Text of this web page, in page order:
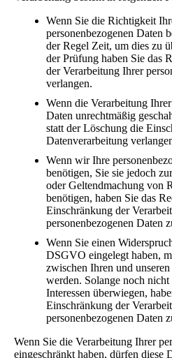
Wenn Sie die Richtigkeit
personenbezogenen Daten
der Regel Zeit, um dies zu
der Prüfung haben Sie das
der Verarbeitung Ihrer
verlangen.
Wenn die Verarbeitung
Daten unrechtmäßig
statt der Löschung die
Datenverarbeitung
Wenn wir Ihre
benötigen, Sie sie jedoch
oder Geltendmachung von
benötigen, haben Sie das
Einschränkung der
personenbezogenen Daten
Wenn Sie einen
DSGVO eingelegt haben,
zwischen Ihren und
werden. Solange noch nicht
Interessen überwiegen,
Einschränkung der
personenbezogenen Daten
Wenn Sie die Verarbeitung Ihrer
eingeschränkt haben, dürfen diese